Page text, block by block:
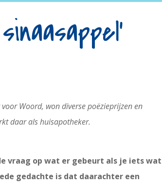
Woord, won diverse poëzieprijzen en
daar als huisapotheker.
vraag op wat er gebeurt als je iets wat
gedachte is dat daarachter een